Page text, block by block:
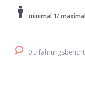
minimal 1/
0